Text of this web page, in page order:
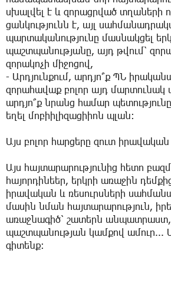
սխալվել է և զորացրված տղաների
ցանկությունն է, այլ
պարտականությունը մասնակցել
պաշտպանությանը, այդ թվում՝
զորակոչի միջոցով,
- Արդյունքում, արդյո՞ք ՊՆ
զորահավաք բոլոր այդ մարտունակ
արդյո՞ք նրանց համար
եղել մոբիիլիզացիիոն պլան։
Այս բոլոր հարցերը զուտ իրավական
Այս հայտարարությունից հետո
հայորդինեեր, երկրի առաջին
իրավական և ռեսուրսների
մասին նման հայտարարություն,
առաջնագիծ՝ շատերն անպատրաստ,
պաշտպանության կամքով ամուր...
գիտենք։